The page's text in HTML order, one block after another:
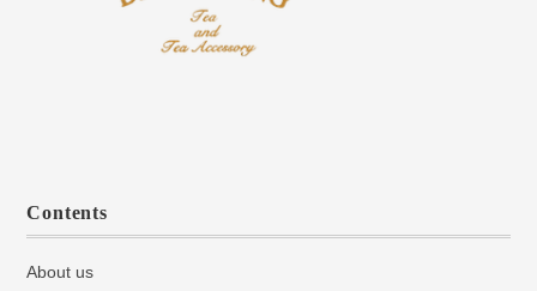
Contents
About us